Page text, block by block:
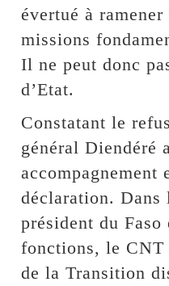
évertué à ramener
missions
Il ne peut donc
d’Etat.
Constatant le
général Diendéré
accompagnement
déclaration. Dans
président du Faso
fonctions, le CNT
de la Transition